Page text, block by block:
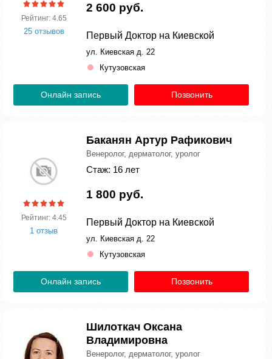
Рейтинг: 4.65
25 отзывов
2 600 руб.
Первый Доктор на Киевской
ул. Киевская д. 22
Кутузовская
Онлайн запись Позвонить
Рейтинг: 4.45
1 отзыв
Баканян Артур Рафикович
Венеролог, дерматолог, уролог
Стаж: 16 лет
1 800 руб.
Первый Доктор на Киевской
ул. Киевская д. 22
Кутузовская
Онлайн запись Позвонить
Шилоткач Оксана
Владимировна
Венеролог, дерматолог, уролог